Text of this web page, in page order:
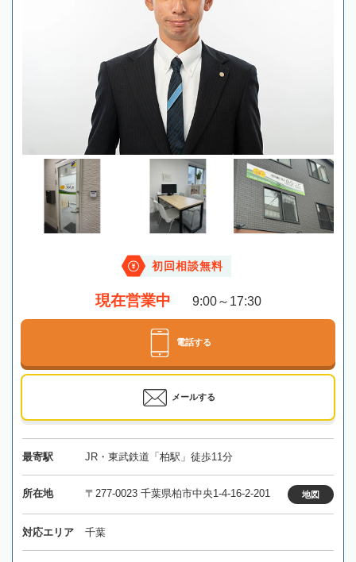
初回相談無料
現在営業中 9:00～17:30
電話する
メールする
最寄駅 JR・東武鉄道「柏駅」徒歩11分
所在地 〒277-0023 千葉県柏市中央1-4-16-2-201 地図
対応エリア 千葉